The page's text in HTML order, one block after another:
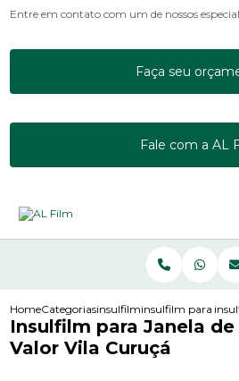
Entre em contato com um de nossos
Faça seu
Fale com a AL
HomeCategoriasinsulfilminsulfilm para
Insulfilm para Janela
Valor Vila Curuçá